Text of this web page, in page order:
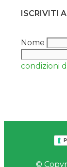
ISCRIVITI
Nome
condizioni
©